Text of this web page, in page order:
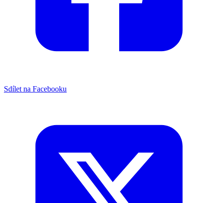
Sdílet na Facebooku